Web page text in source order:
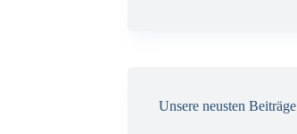
Unsere neusten Beiträge